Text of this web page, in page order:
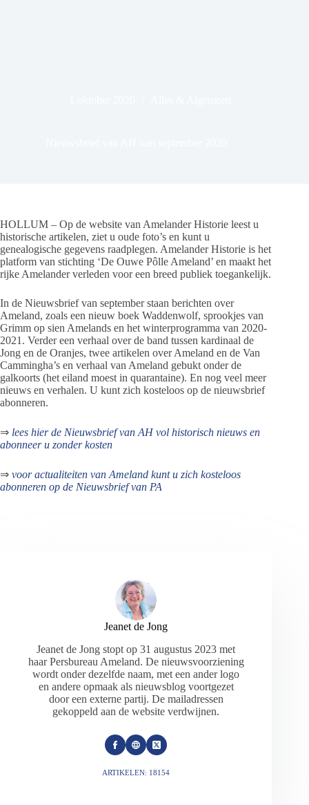
HOLLUM – Op de website van Amelander Historie leest u
historische artikelen, ziet u oude foto’s en kunt u
genealogische gegevens raadplegen. Amelander Historie is het
platform van stichting ‘De Ouwe Pôlle Ameland’ en maakt het
rijke Amelander verleden voor een breed publiek toegankelijk.
In de Nieuwsbrief van september staan berichten over
Ameland, zoals een nieuw boek Waddenwolf, sprookjes van
Grimm op sien Amelands en het winterprogramma van 2020-
2021. Verder een verhaal over de band tussen kardinaal de
Jong en de Oranjes, twee artikelen over Ameland en de Van
Cammingha’s en verhaal van Ameland gebukt onder de
galkoorts (het eiland moest in quarantaine). En nog veel meer
nieuws en verhalen. U kunt zich kosteloos op de nieuwsbrief
abonneren.
⇒ lees hier de Nieuwsbrief van AH vol historisch nieuws en
abonneer u zonder kosten
⇒ voor actualiteiten van Ameland kunt u zich kosteloos
abonneren op de Nieuwsbrief van PA
Jeanet de Jong
Jeanet de Jong stopt op 31 augustus 2023 met
haar Persbureau Ameland. De nieuwsvoorziening
wordt onder dezelfde naam, met een ander logo
en andere opmaak als nieuwsblog voortgezet
door een externe partij. De mailadressen
gekoppeld aan de website verdwijnen.
ARTIKELEN: 18154